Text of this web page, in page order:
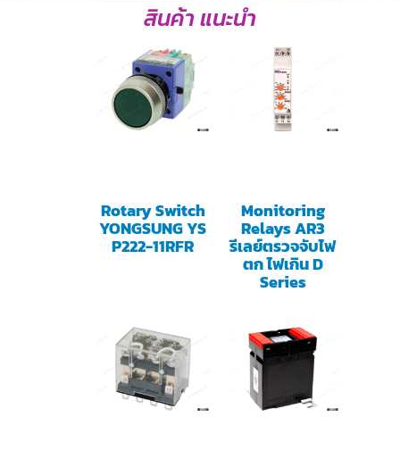
สินค้า แนะนำ
Rotary Switch
YONGSUNG YS
P222-11RFR
Monitoring
Relays AR3
รีเลย์ตรวจจับไฟ
ตก ไฟเกิน D
Series